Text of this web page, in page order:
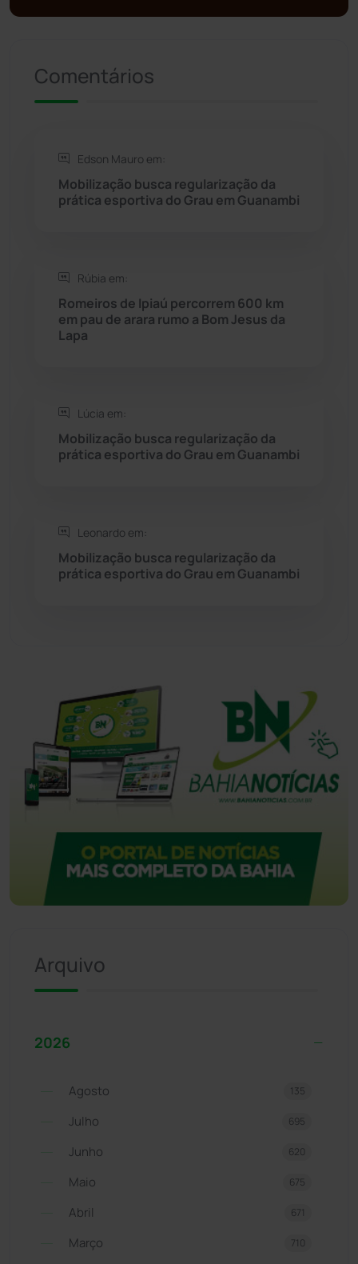
Riacho de Santana
Rio do Antônio
Rio do Pires (97)
Seabra
Sebastião Laranjeiras
Tecnologia
Comentários
Edson Mauro em:
Mobilização busca regularização da
prática esportiva do Grau em Guanambi
Rúbia em:
Romeiros de Ipiaú percorrem 600 km
em pau de arara rumo a Bom Jesus da
Lapa
Lúcia em:
Mobilização busca regularização da
prática esportiva do Grau em Guanambi
Leonardo em:
Mobilização busca regularização da
prática esportiva do Grau em Guanambi
Arquivo
2026
Agosto 135
Julho 695
Junho 620
Maio 675
Abril 671
Março 710